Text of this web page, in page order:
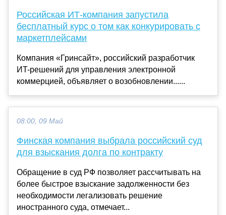
Российская ИТ-компания запустила
бесплатный курс о том как конкурировать с
маркетплейсами
Компания «Гринсайт», российский разработчик
ИT-решений для управления электронной
коммерцией, объявляет о возобновлении......
08:00, 09 Май
Финская компания выбрала российский суд
для взыскания долга по контракту
Обращение в суд РФ позволяет рассчитывать на
более быстрое взыскание задолженности без
необходимости легализовать решение
иностранного суда, отмечает...